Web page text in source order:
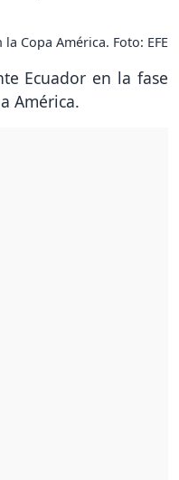
Copa América. Foto: EFE
Ecuador en la fase
América.